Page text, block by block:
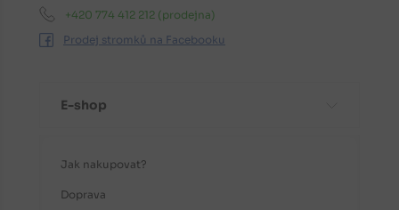
+420 774 412 212 (prodejna)
Prodej stromků na Facebooku
E-shop
Jak nakupovat?
Doprava